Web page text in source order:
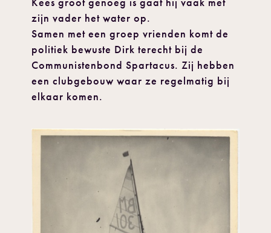
zijn vader het water op.
Samen met een groep vrienden komt de
politiek bewuste Dirk terecht bij de
Communistenbond Spartacus. Zij hebben
een clubgebouw waar ze regelmatig bij
elkaar komen.